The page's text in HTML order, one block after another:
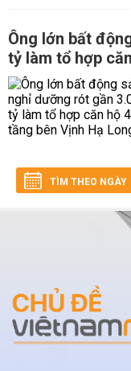
Ông lớn bất
tỷ làm tổ hợp
TÌM THEO NGÀY